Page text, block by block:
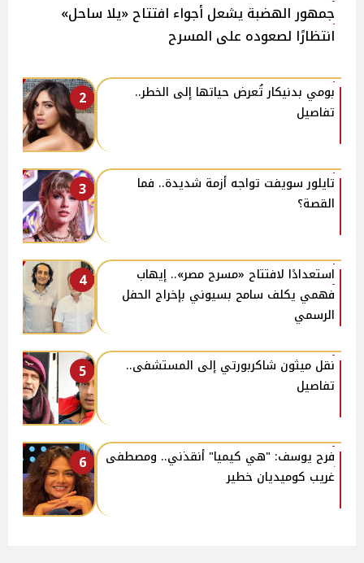
جمهور الهضبة يشعل أجواء افتتاح «يلا ساحل»
انتظارًا لصعوده على المسرح
2
بومي بدنيكار تُعرض حياتها إلى الخطر..
تفاصيل
3
تايلور سويفت تواجه أزمة شديدة.. فما
القصة؟
4
استعدادًا لافتتاح «مسرح مصر».. إيهاب
فهمي يكلف سامح بسيوني بإخراج الحفل
الرسمي
5
نقل ميثون شاكربورتي إلى المستشفى..
تفاصيل
6
فرح يوسف: "هي كيميا" أنقذني.. ومصطفى
غريب كوميديان خطير